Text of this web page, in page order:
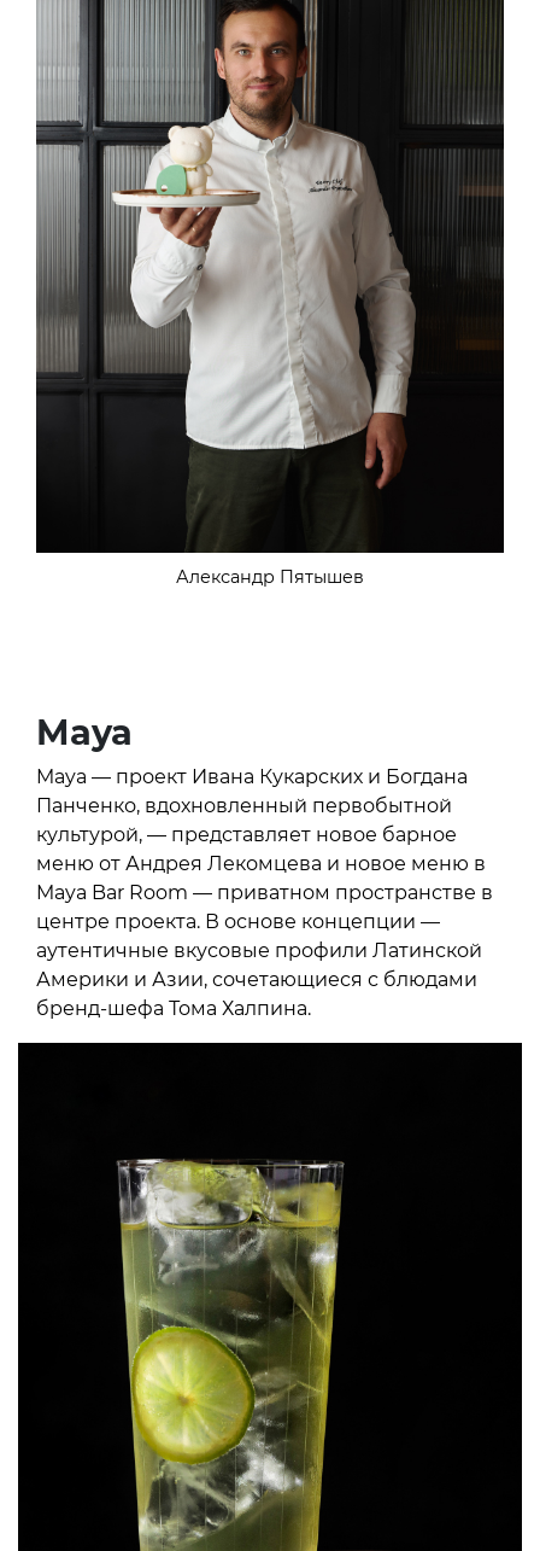
Александр Пятышев
Maya
Maya — проект Ивана Кукарских и Богдана
Панченко, вдохновленный первобытной
культурой, — представляет новое барное
меню от Андрея Лекомцева и новое меню в
Maya Bar Room — приватном пространстве в
центре проекта. В основе концепции —
аутентичные вкусовые профили Латинской
Америки и Азии, сочетающиеся с блюдами
бренд-шефа Тома Халпина.